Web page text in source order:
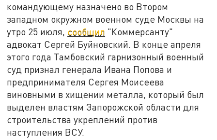
командующему назначено во Втором
западном окружном военном суде Москвы на
утро 25 июля, сообщил "Коммерсанту"
адвокат Сергей Буйновский. В конце апреля
этого года Тамбовский гарнизонный военный
суд признал генерала Ивана Попова и
предпринимателя Сергея Моисеева
виновными в хищении металла, который был
выделен властям Запорожской области для
строительства укреплений против
наступления ВСУ.